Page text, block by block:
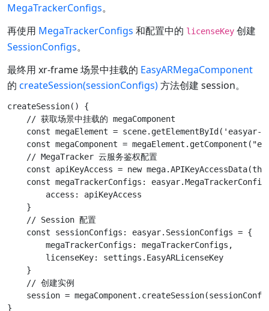
MegaTrackerConfigs。
再使用 MegaTrackerConfigs 和配置中的 licenseKey 创建
SessionConfigs。
最终用 xr-frame 场景中挂载的 EasyARMegaComponent
的 createSession(sessionConfigs)方法创建 session。
createSession() {
    // 获取场景中挂载的 megaComponent
const megaElement = scene.getElementById('easyar-
const megaComponent =
    // MegaTracker 云服务鉴权配置
const apiKeyAccess = new
const megaTrackerConfigs:
        access: apiKeyAccess
    }
    // Session 配置
    const sessionConfigs: easyar.SessionConfigs = {
        megaTrackerConfigs: megaTrackerConfigs,
        licenseKey: settings.EasyARLicenseKey
    }
    // 创建实例
session =